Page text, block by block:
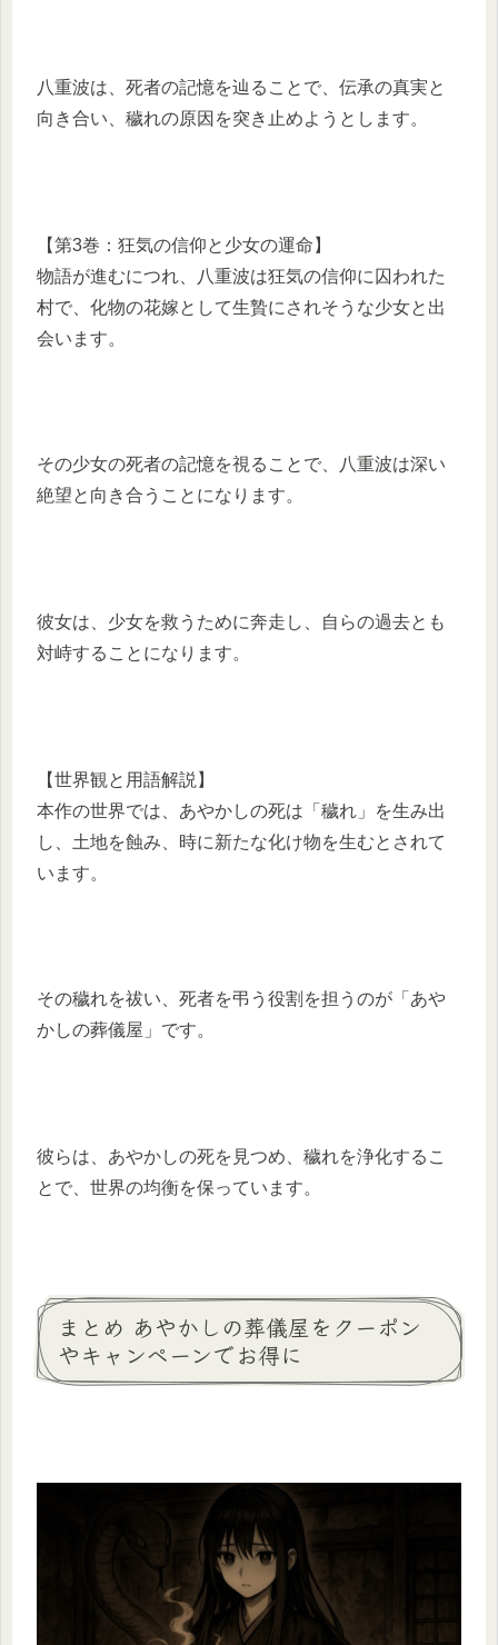
八重波は、死者の記憶を辿ることで、伝承の真実と
向き合い、穢れの原因を突き止めようとします。
【第3巻：狂気の信仰と少女の運命】
物語が進むにつれ、八重波は狂気の信仰に囚われた
村で、化物の花嫁として生贄にされそうな少女と出
会います。
その少女の死者の記憶を視ることで、八重波は深い
絶望と向き合うことになります。
彼女は、少女を救うために奔走し、自らの過去とも
対峙することになります。
【世界観と用語解説】
本作の世界では、あやかしの死は「穢れ」を生み出
し、土地を蝕み、時に新たな化け物を生むとされて
います。
その穢れを祓い、死者を弔う役割を担うのが「あや
かしの葬儀屋」です。
彼らは、あやかしの死を見つめ、穢れを浄化するこ
とで、世界の均衡を保っています。
まとめ あやかしの葬儀屋をクーポン
やキャンペーンでお得に